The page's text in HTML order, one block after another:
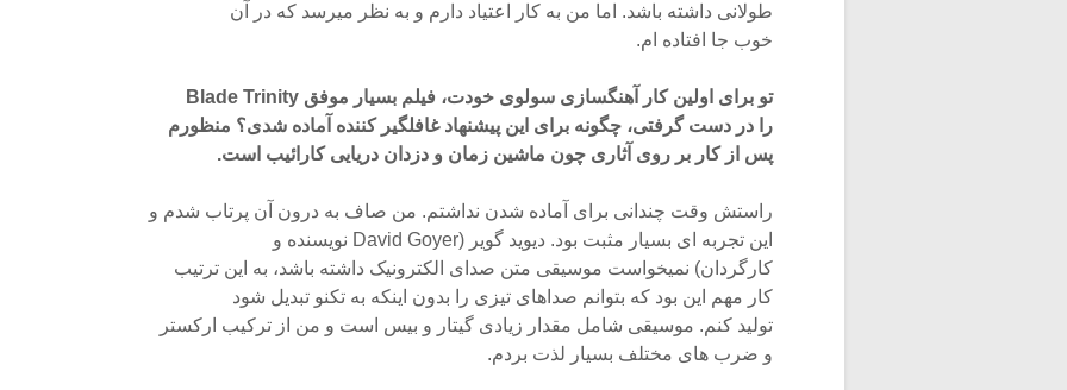
طولانی داشته باشد. اما من به کار اعتیاد دارم و به نظر میرسد که در آن
خوب جا افتاده ام.
تو برای اولین کار آهنگسازی سولوی خودت، فیلم بسیار موفق Blade Trinity
را در دست گرفتی، چگونه برای این پیشنهاد غافلگیر کننده آماده شدی؟ منظورم
پس از کار بر روی آثاری چون ماشین زمان و دزدان دریایی کارائیب است.
راستش وقت چندانی برای آماده شدن نداشتم. من صاف به درون آن پرتاب شدم و
این تجربه ای بسیار مثبت بود. دیوید گویر (David Goyer نویسنده و
کارگردان) نمیخواست موسیقی متن صدای الکترونیک داشته باشد، به این ترتیب
کار مهم این بود که بتوانم صداهای تیزی را بدون اینکه به تکنو تبدیل شود
تولید کنم. موسیقی شامل مقدار زیادی گیتار و بیس است و من از ترکیب ارکستر
و ضرب های مختلف بسیار لذت بردم.